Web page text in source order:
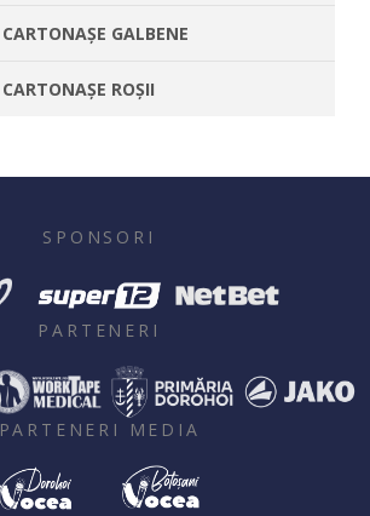
CARTONAȘE GALBENE
CARTONAȘE ROȘII
SPONSORI
PARTENERI
PARTENERI MEDIA